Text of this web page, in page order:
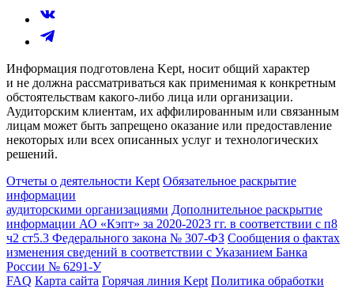
Информация подготовлена Kept, носит общий характер
и не должна рассматриваться как применимая к конкретным
обстоятельствам какого-либо лица или организации.
Аудиторским клиентам, их аффилированным или связанным
лицам может быть запрещено оказание или предоставление
некоторых или всех описанных услуг и технологических
решений.
Отчеты о деятельности Kept Обязательное раскрытие
информации
аудиторскими организациями Дополнительное раскрытие
информации АО «Кэпт» за 2020-2023 гг. в соответствии с п8
ч2 ст5.3 Федерального закона № 307-ФЗ Сообщения о фактах
изменения сведений в соответствии с Указанием Банка
России № 6291-У
FAQ Карта сайта Горячая линия Kept Политика обработки